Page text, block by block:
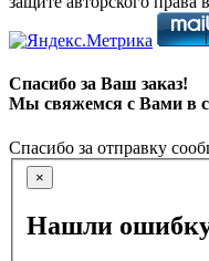
Спасибо за Ваш заказ!
Мы свяжемся с Вами в
Спасибо за отправку
×
Нашли